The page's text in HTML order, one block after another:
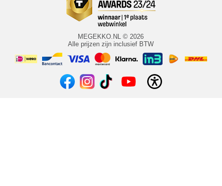
MEGEKKO.NL © 2026
Alle prijzen zijn inclusief BTW